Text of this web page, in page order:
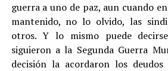
guerra a uno de paz, aun cuando
mantenido, no lo olvido, las
otros. Y lo mismo puede
siguieron a la Segunda Guerra
decisión la acordaron los